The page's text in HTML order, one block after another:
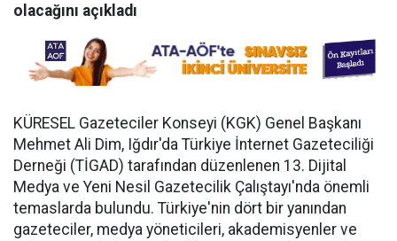
olacağını açıkladı
KÜRESEL Gazeteciler Konseyi (KGK) Genel Başkanı
Mehmet Ali Dim, Iğdır'da Türkiye İnternet Gazeteciliği
Derneği (TİGAD) tarafından düzenlenen 13. Dijital
Medya ve Yeni Nesil Gazetecilik Çalıştayı'nda önemli
temaslarda bulundu. Türkiye'nin dört bir yanından
gazeteciler, medya yöneticileri, akademisyenler ve